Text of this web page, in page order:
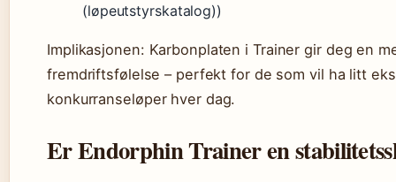
(løpeutstyrskatalog))
Implikasjonen: Karbonplaten i Trainer gir deg en
fremdriftsfølelse – perfekt for de som vil ha litt
konkurranseløper hver dag.
Er Endorphin Trainer en